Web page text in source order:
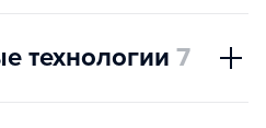
технологии 7